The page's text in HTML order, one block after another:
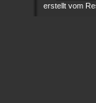
erstellt vom